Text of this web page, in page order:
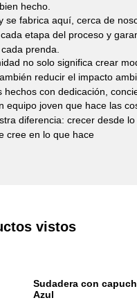
hecho.
se fabrica aquí, cerca de
etapa del proceso y
prenda.
no solo significa crear
reducir el impacto
con dedicación,
equipo joven que hace las
diferencia: crecer desde
cree en lo que hace
vistos
Sudadera con
Azul